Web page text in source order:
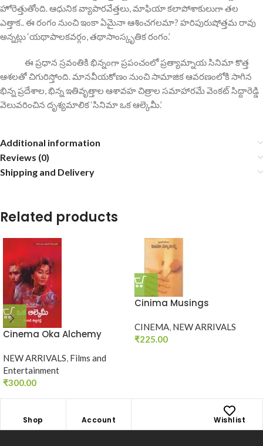
హోరెత్తుతోంది. ఆధునిక వ్యాపారవేత్తలు, మాఫియా కలాపోశాకులుగా తల
ఎత్తాక.. ఈ రంగం నుంచి ఇంకా ఏమైనా ఆశించగలమా? హరిపురుషోత్తమ రావు
అన్నట్లు ‘యథాపాలకవర్గం, తథాసాంస్కృతిక రంగం.’
ఈ ప్రధాన స్రవంతికి భిన్నంగా ప్రపంచంలో ప్రత్యామ్నాయ సినిమా కొత్త
ఆశలతో చిగురిస్తోంది. మానవీయకోణం నుంచి సామాజిక ఆవరణంలోకి సాగిన
భిన్న ప్రదేశాల, భిన్న ఇతివృత్తాల ఆశావహ చిత్రాల సమాహారమే వెంకట్ సిద్దారెడ్డి
వెలువరించిన దృశ్యమాలిక ‘సినిమా ఒక ఆల్కెమీ.’
Additional information
Reviews (0)
Shipping and Delivery
Related products
Cinema Oka Alchemy
NEW ARRIVALS, Films and
Entertainment
₹300.00
Cinima Musings
CINEMA, NEW ARRIVALS
₹225.00
Shop Account Wishlist